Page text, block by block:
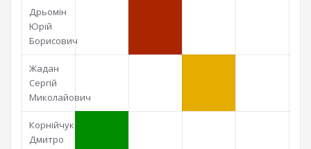
Дрьомін
Юрій
Борисович
Жадан
Сергій
Миколайович
Корнійчук
Дмитро